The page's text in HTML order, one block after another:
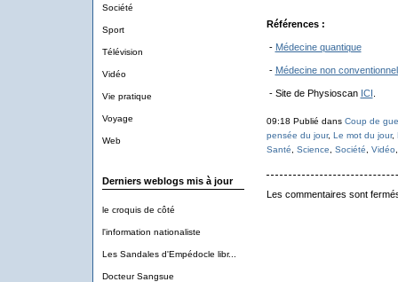
Société
Sport
Télévision
Vidéo
Vie pratique
Voyage
Web
Derniers weblogs mis à jour
le croquis de côté
l'information nationaliste
Les Sandales d'Empédocle libr...
Docteur Sangsue
Références :
- Médecine quantique
- Médecine non
- Site de Physioscan ICI
09:18 Publié dans Coup de
pensée du jour, Le mot du jour,
Santé
Science Société Vidéo
Les commentaires sont